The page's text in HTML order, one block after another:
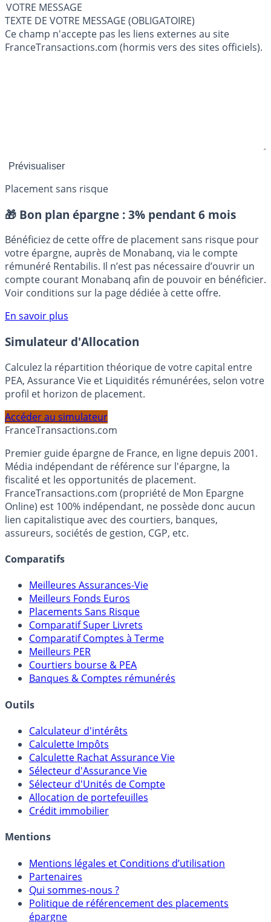
VOTRE MESSAGE
TEXTE DE VOTRE MESSAGE (OBLIGATOIRE)
Ce champ n'accepte pas les liens externes au site
FranceTransactions.com (hormis vers des sites officiels).
Placement sans risque
🎁 Bon plan épargne : 3% pendant 6 mois
Bénéficiez de cette offre de placement sans risque pour
votre épargne, auprès de Monabanq, via le compte
rémunéré Rentabilis. Il n’est pas nécessaire d’ouvrir un
compte courant Monabanq afin de pouvoir en bénéficier.
Voir conditions sur la page dédiée à cette offre.
En savoir plus
Simulateur d'Allocation
Calculez la répartition théorique de votre capital entre
PEA, Assurance Vie et Liquidités rémunérées, selon votre
profil et horizon de placement.
Accéder au simulateur
FranceTransactions.com
Premier guide épargne de France, en ligne depuis 2001.
Média indépendant de référence sur l'épargne, la
fiscalité et les opportunités de placement.
FranceTransactions.com (propriété de Mon Epargne
Online) est 100% indépendant, ne possède donc aucun
lien capitalistique avec des courtiers, banques,
Meilleures Assurances-Vie
Meilleurs Fonds Euros
Placements Sans Risque
Comparatif Super Livrets
Comparatif Comptes à Terme
Meilleurs PER
Courtiers bourse & PEA
Calculateur d'intérêts
Calculette Impôts
Calculette Rachat Assurance Vie
Sélecteur d'Assurance Vie
Sélecteur d'Unités de Compte
Allocation de portefeuilles
Mentions légales et Conditions d’utilisation
Partenaires
Qui sommes-nous ?